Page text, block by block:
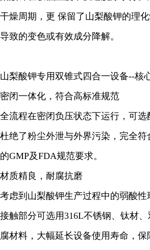
干燥周期，更 保留了山梨酸钾的理
导致的变色或有效成分降解。
山梨酸钾专用双锥式四合一设备--核
密闭一体化，符合高标准规范
全流程在密闭负压状态下运行，可选
杜绝了粉尘外泄与外界污染，完全
的GMP及FDA规范要求。
材质精良，耐腐抗磨
考虑到山梨酸钾生产过程中的弱酸
接触部分可选用316L不锈钢、钛材
腐材料，大幅延长设备使用寿命，保